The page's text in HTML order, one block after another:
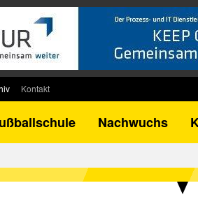
DFB-Pokal
Kontakt
Nachwuchs